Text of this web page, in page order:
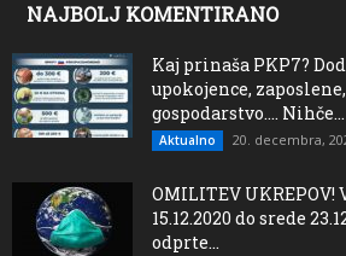
NAJBOLJ KOMENTIRANO
Kaj prinaša PKP7?
upokojence,
gospodarstvo…. Nihče...
Aktualno 20. decembra,
OMILITEV UKREPOV!
15.12.2020 do srede
odprte...